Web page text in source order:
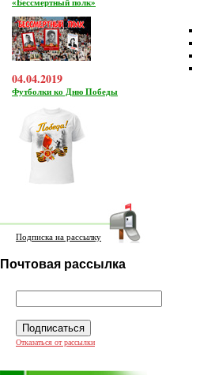
«Бессмертный полк»
04.04.2019
Футболки ко Дню Победы
Подписка на рассылку
Почтовая рассылка
Отказаться от рассылки